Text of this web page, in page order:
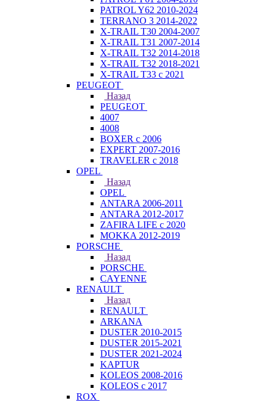
PATROL Y62 2010-2024
TERRANO 3 2014-2022
X-TRAIL T30 2004-2007
X-TRAIL T31 2007-2014
X-TRAIL T32 2014-2018
X-TRAIL T32 2018-2021
X-TRAIL T33 с 2021
PEUGEOT
Назад
PEUGEOT
4007
4008
BOXER с 2006
EXPERT 2007-2016
TRAVELER с 2018
OPEL
Назад
OPEL
ANTARA 2006-2011
ANTARA 2012-2017
ZAFIRA LIFE с 2020
MOKKA 2012-2019
PORSCHE
Назад
PORSCHE
CAYENNE
RENAULT
Назад
RENAULT
ARKANA
DUSTER 2010-2015
DUSTER 2015-2021
DUSTER 2021-2024
KAPTUR
KOLEOS 2008-2016
KOLEOS с 2017
ROX